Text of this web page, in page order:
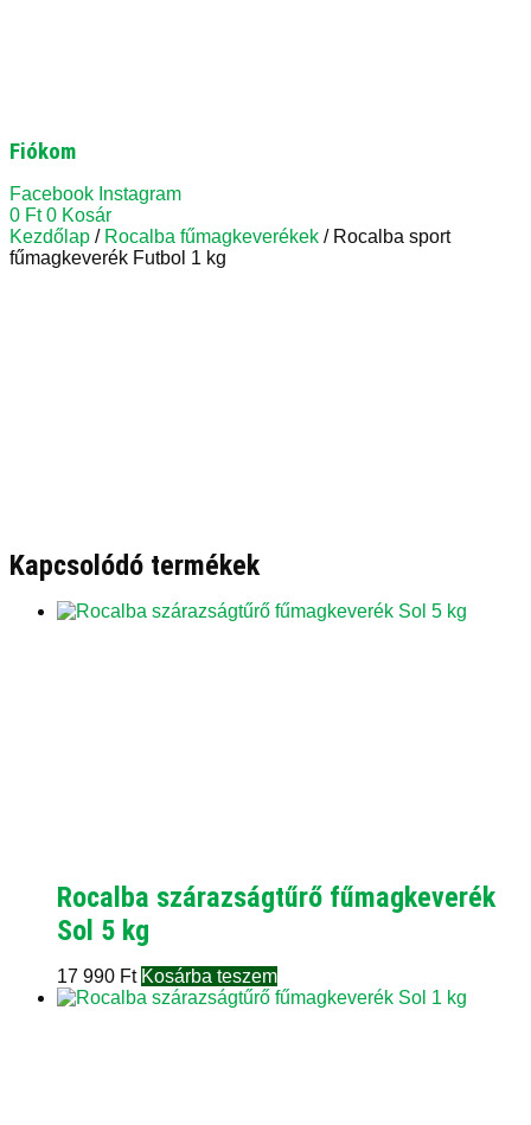
Fiókom
Facebook Instagram
0 Ft 0 Kosár
Kezdőlap / Rocalba fűmagkeverékek / Rocalba sport
fűmagkeverék Futbol 1 kg
Kapcsolódó termékek
Rocalba szárazságtűrő fűmagkeverék
Sol 5 kg
17 990 Ft Kosárba teszem